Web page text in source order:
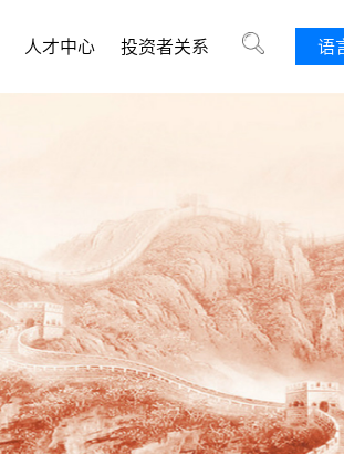
人才中心 投资者关系 语